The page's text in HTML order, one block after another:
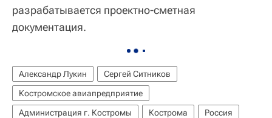
разрабатывается проектно-сметная
документация.
Александр Лукин
Сергей Ситников
Костромское авиапредприятие
Администрация г. Костромы
Кострома Россия